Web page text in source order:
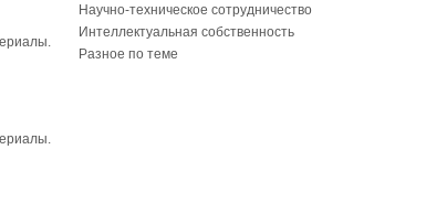
Научно-техническое сотрудничество
Интеллектуальная собственность
Разное по теме